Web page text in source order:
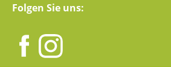
Folgen Sie uns: